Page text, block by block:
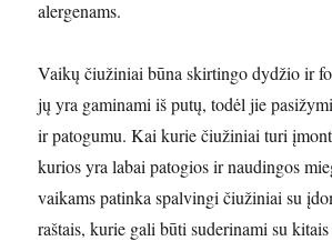
alergenams.
Vaikų čiužiniai būna skirtingo dydžio ir
jų yra gaminami iš putų, todėl jie
ir patogumu. Kai kurie čiužiniai turi
kurios yra labai patogios ir naudingos
vaikams patinka spalvingi čiužiniai su
raštais, kurie gali būti suderinami su